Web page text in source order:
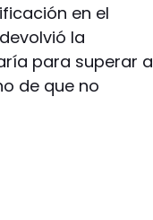
en el
la
para superar a
de que no